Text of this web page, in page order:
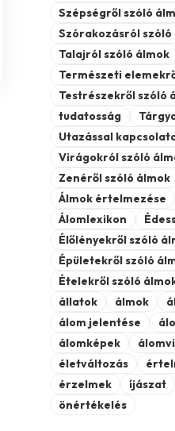
Szépségről szóló
Szórakozásról
Talajról szóló álmok
Természeti
Testrészekről szóló
tudatosság
Utazással
Virágokról szóló
Zenéről szóló álmok
Álmok értelmezése
Álomlexikon
Élőlényekről szóló
Épületekről szóló
Ételekről szóló
állatok
álmok
álom jelentése
álomképek
életváltozás
érzelmek
íjászat
önértékelés